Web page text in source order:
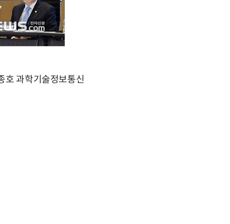
호 과학기술정보통신